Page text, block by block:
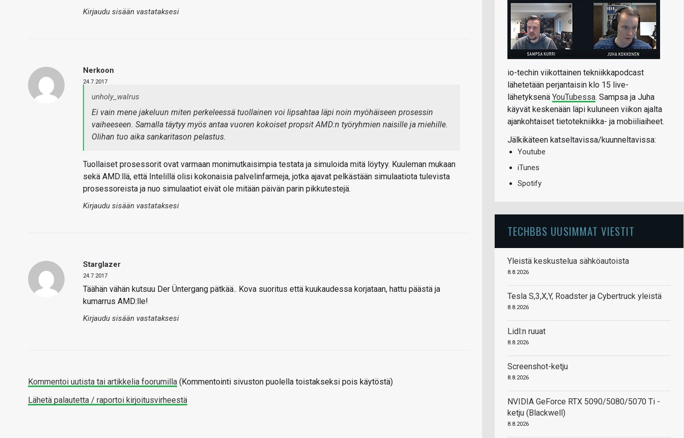
Kirjaudu sisään vastataksesi
Nerkoon
24.7.2017
unholy_walrus
Ei vain mene jakeluun miten perkeleessä tuollainen voi lipsahtaa läpi noin myöhäiseen prosessin
vaiheeseen. Samalla täytyy myös antaa vuoren kokoiset propsit AMD:n työryhmien naisille ja miehille.
Olihan tuo aika sankaritason pelastus.
Tuollaiset prosessorit ovat varmaan monimutkaisimpia testata ja simuloida mitä löytyy. Kuuleman mukaan
sekä AMD:llä, että Intelillä olisi kokonaisia palvelinfarmeja, jotka ajavat pelkästään simulaatiota tulevista
prosessoreista ja nuo simulaatiot eivät ole mitään päivän parin pikkutestejä.
Kirjaudu sisään vastataksesi
Starglazer
24.7.2017
Täähän vähän kutsuu Der Üntergang pätkää.. Kova suoritus että kuukaudessa korjataan, hattu päästä ja
kumarrus AMD:lle!
Kirjaudu sisään vastataksesi
Kommentoi uutista tai artikkelia foorumilla (Kommentointi sivuston puolella toistakseksi pois käytöstä)
Lähetä palautetta / raportoi kirjoitusvirheestä
io-techin viikottainen tekniikkapodcast
lähetetään perjantaisin klo 15 live-
lähetyksenä YouTubessa. Sampsa ja Juha
käyvät keskenään läpi kuluneen viikon ajalta
ajankohtaiset tietotekniikka- ja mobiiliaiheet.
Jälkikäteen katseltavissa/kuunneltavissa:
Youtube
iTunes
Spotify
TECHBBS UUSIMMAT VIESTIT
Yleistä keskustelua sähköautoista
8.8.2026
Tesla S,3,X,Y, Roadster ja Cybertruck yleistä
8.8.2026
Lidl:n ruuat
8.8.2026
Screenshot-ketju
8.8.2026
NVIDIA GeForce RTX 5090/5080/5070 Ti -
ketju (Blackwell)
8.8.2026